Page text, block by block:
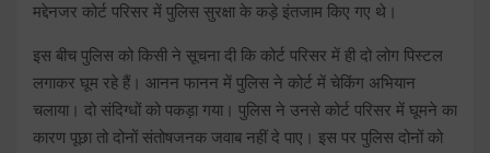
मद्देनजर कोर्ट परिसर में पुलिस सुरक्षा के कड़े इंतजाम किए गए थे।
इस बीच पुलिस को किसी ने सूचना दी कि कोर्ट परिसर में ही दो लोग पिस्टल
लगाकर घूम रहे हैं। आनन फानन में पुलिस ने कोर्ट में चेकिंग अभियान
चलाया। दो संदिग्धों को पकड़ा गया। पुलिस ने उनसे कोर्ट परिसर में घूमने का
कारण पूछा तो दोनों संतोषजनक जवाब नहीं दे पाए। इस पर पुलिस दोनों को